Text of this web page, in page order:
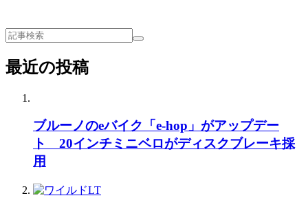
最近の投稿
ブルーノのeバイク「e-hop」がアップデー
ト 20インチミニベロがディスクブレーキ採
用